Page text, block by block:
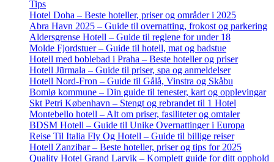
Tips
Hotel Doha – Beste hoteller, priser og områder i 2025
Abra Havn 2025 – Guide til overnatting, frokost og parkering
Aldersgrense Hotell – Guide til reglene for under 18
Molde Fjordstuer – Guide til hotell, mat og badstue
Hotell med boblebad i Praha – Beste hoteller og priser
Hotell Jūrmala – Guide til priser, spa og anmeldelser
Hotell Nord-Fron – Guide til Gålå, Vinstra og Skåbu
Bomlø kommune – Din guide til tenester, kart og opplevingar
Skt Petri København – Stengt og rebrandet til 1 Hotel
Montebello hotell – Alt om priser, fasiliteter og omtaler
BDSM Hotell – Guide til Unike Overnattinger i Europa
Reise Til Italia Fly Og Hotell – Guide til billige reiser
Hotell Zanzibar – Beste hoteller, priser og tips for 2025
Quality Hotel Grand Larvik – Komplett guide for ditt opphold